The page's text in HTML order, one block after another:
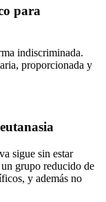
para
indiscriminada.
proporcionada y
sigue sin estar
grupo reducido de
y además no